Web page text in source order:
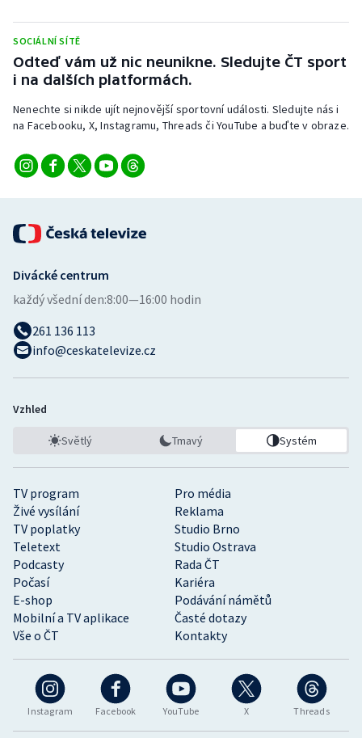
Stolní tenis
Triatlon
Veslování
Volejbal
SOCIÁLNÍ SÍTĚ
Odteď vám už nic neunikne. Sledujte ČT sport
i na dalších platformách.
Nenechte si nikde ujít nejnovější sportovní události. Sledujte nás i
na Facebooku, X, Instagramu, Threads či YouTube a buďte v obraze.
Instagram Facebook YouTube X Threads
TV program
Pro média
Živé vysílání
Reklama
TV poplatky
Studio Brno
Teletext
Studio Ostrava
Podcasty
Rada ČT
Počasí
Kariéra
E-shop
Podávání námětů
Mobilní a TV aplikace
Časté dotazy
Vše o ČT
Kontakty
Divácké centrum
každý všední den:8:00—16:00 hodin
261 136 113
info@ceskatelevize.cz
Vzhled
Světlý Tmavý Systém